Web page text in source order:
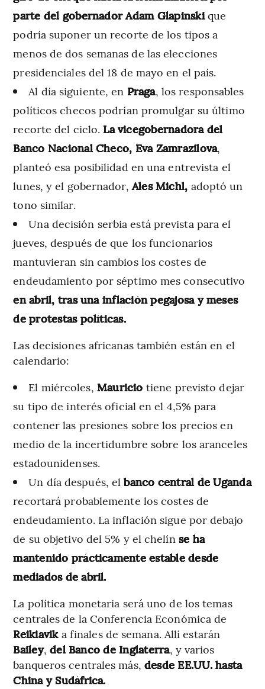
parte del gobernador Adam Glapinskique
podría suponer un recorte de los tipos a
menos de dos semanas de las elecciones
presidenciales del 18 de mayo en el país.
Al día siguiente, en Praga, los responsables
políticos checos podrían promulgar su último
recorte del ciclo. La vicegobernadora del
Banco Nacional Checo, Eva Zamrazilova,
planteó esa posibilidad en una entrevista el
lunes, y el gobernador,Ales Michl, adoptó un
tono similar.
Una decisión serbia está prevista para el
jueves, después de que los funcionarios
mantuvieran sin cambios los costes de
endeudamiento por séptimo mes consecutivo
en abril, tras una inflación pegajosa y meses
de protestas políticas.
Las decisiones africanas también están en el
calendario:
El miércoles, Mauricio tiene previsto dejar
su tipo de interés oficial en el 4,5% para
contener las presiones sobre los precios en
medio de la incertidumbre sobre los aranceles
estadounidenses.
Un día después, elbanco central de Uganda
recortará probablemente los costes de
endeudamiento. La inflación sigue por debajo
de su objetivo del 5% y el chelín se ha
mantenido prácticamente estable desde
mediados de abril.
La política monetaria será uno de los temas
centrales de la Conferencia Económica de
Reikiavik a finales de semana. Allí estarán
Bailey,del Banco de Inglaterra, y varios
banqueros centrales más, desde EE.UU. hasta
China y Sudáfrica.